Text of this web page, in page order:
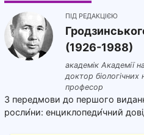
З передмови до першого
росли́ни: енциклопеди́чний
ПІД РЕДАКЦІЄЮ
(1926-1988)
академік Академії
доктор біологічних
професор